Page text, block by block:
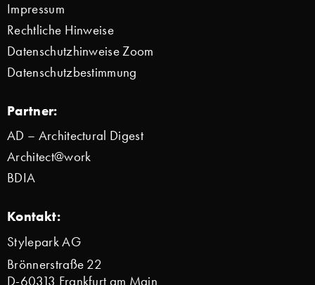
Impressum
Rechtliche Hinweise
Datenschutzhinweise Zoom
Datenschutzbestimmung
Partner:
AD – Architectural Digest
Architect@work
BDIA
Kontakt:
Stylepark AG
Brönnerstraße 22
D-60313 Frankfurt am Main